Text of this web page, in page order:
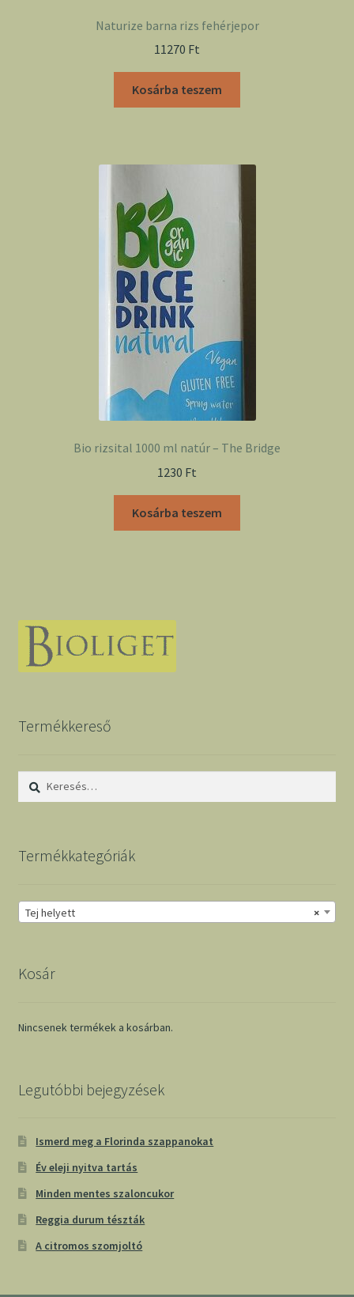
Naturize barna rizs fehérjepor
11270 Ft
Kosárba teszem
Bio rizsital 1000 ml natúr – The Bridge
1230 Ft
Kosárba teszem
Termékkereső
Keresés:
Termékkategóriák
×
Tej helyett
Kosár
Nincsenek termékek a kosárban.
Legutóbbi bejegyzések
Ismerd meg a Florinda szappanokat
Év eleji nyitva tartás
Minden mentes szaloncukor
Reggia durum tészták
A citromos szomjoltó